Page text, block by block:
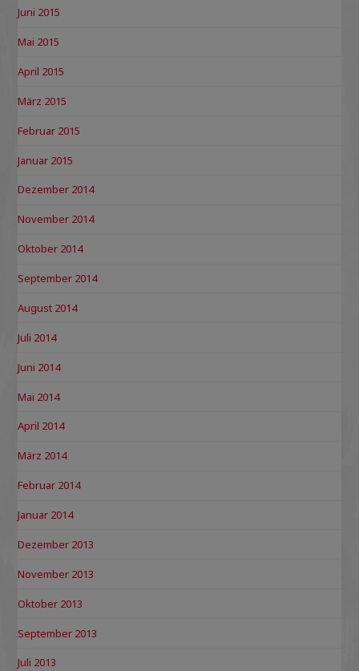
Juni 2015
Mai 2015
April 2015
März 2015
Februar 2015
Januar 2015
Dezember 2014
November 2014
Oktober 2014
September 2014
August 2014
Juli 2014
Juni 2014
Mai 2014
April 2014
März 2014
Februar 2014
Januar 2014
Dezember 2013
November 2013
Oktober 2013
September 2013
Juli 2013